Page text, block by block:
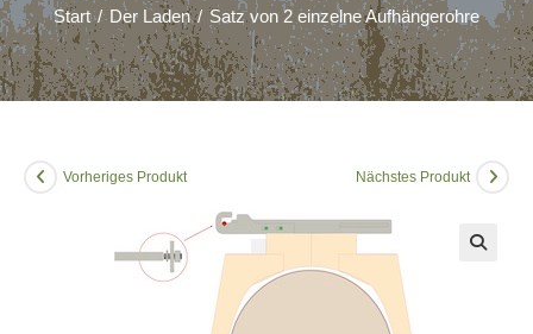
Start / Der Laden / Satz von 2 einzelne Aufhängerohre
Vorheriges Produkt Nächstes Produkt